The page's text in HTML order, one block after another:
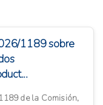
1189 sobre
de la Comisión,